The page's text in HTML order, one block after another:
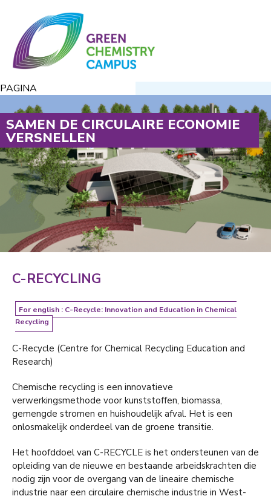
PAGINA
SAMEN DE CIRCULAIRE ECONOMIE
VERSNELLEN
C-RECYCLING
For english : C-Recycle: Innovation and Education in Chemical
Recycling
C-Recycle (Centre for Chemical Recycling Education and
Research)
Chemische recycling is een innovatieve
verwerkingsmethode voor kunststoffen, biomassa,
gemengde stromen en huishoudelijk afval. Het is een
onlosmakelijk onderdeel van de groene transitie.
Het hoofddoel van C-RECYCLE is het ondersteunen van de
opleiding van de nieuwe en bestaande arbeidskrachten die
nodig zijn voor de overgang van de lineaire chemische
industrie naar een circulaire chemische industrie in West-